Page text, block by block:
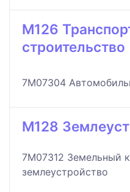
M126
строительство
7M07304
M128
7M07312 Земельный
землеустройство